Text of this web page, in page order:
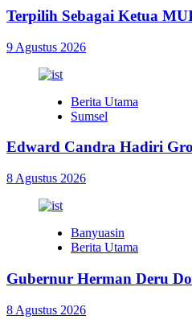
Terpilih Sebagai Ketua
9 Agustus 2026
Berita Utama
Sumsel
Edward Candra Hadiri
8 Agustus 2026
Banyuasin
Berita Utama
Gubernur Herman Deru
8 Agustus 2026